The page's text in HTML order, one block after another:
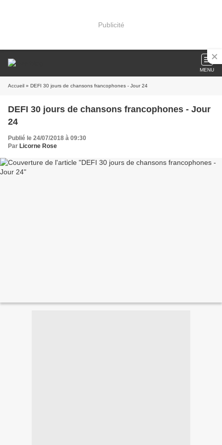
Publicité
MENU
Accueil » DEFI 30 jours de chansons francophones - Jour 24
DEFI 30 jours de chansons francophones - Jour
24
Publié le 24/07/2018 à 09:30
Par Licorne Rose